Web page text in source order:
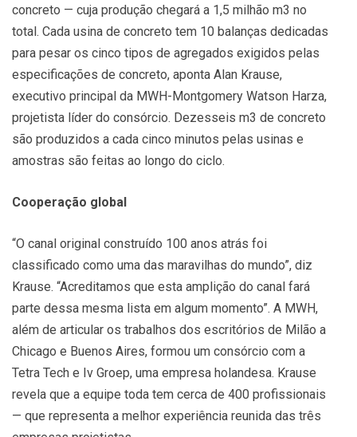
concreto — cuja produção chegará a 1,5 milhão m3 no
total. Cada usina de concreto tem 10 balanças dedicadas
para pesar os cinco tipos de agregados exigidos pelas
especificações de concreto, aponta Alan Krause,
executivo principal da MWH-Montgomery Watson Harza,
projetista líder do consórcio. Dezesseis m3 de concreto
são produzidos a cada cinco minutos pelas usinas e
amostras são feitas ao longo do ciclo.
Cooperação global
“O canal original construído 100 anos atrás foi
classificado como uma das maravilhas do mundo”, diz
Krause. “Acreditamos que esta amplição do canal fará
parte dessa mesma lista em algum momento”. A MWH,
além de articular os trabalhos dos escritórios de Milão a
Chicago e Buenos Aires, formou um consórcio com a
Tetra Tech e Iv Groep, uma empresa holandesa. Krause
revela que a equipe toda tem cerca de 400 profissionais
— que representa a melhor experiência reunida das três